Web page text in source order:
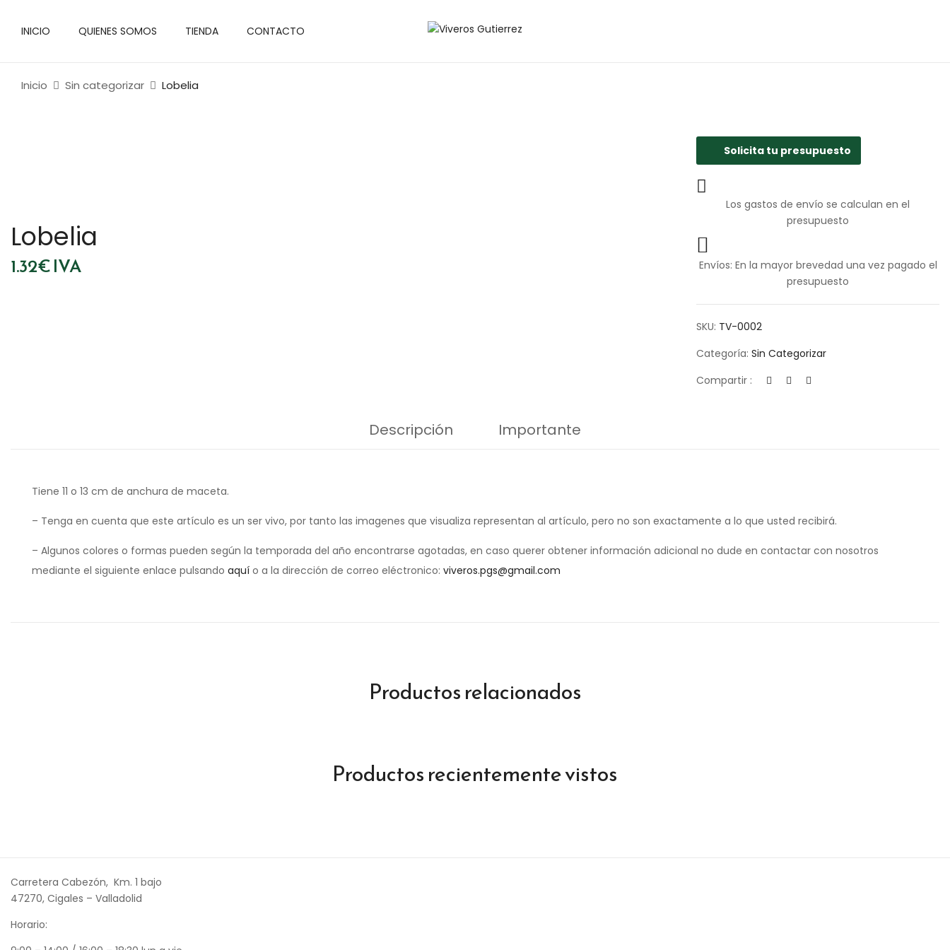
INICIO QUIENES SOMOS TIENDA CONTACTO
Inicio Sin categorizar Lobelia
Lobelia
1.32€IVA
Solicita tu presupuesto
Los gastos de envío se calculan en el
presupuesto
Envíos: En la mayor brevedad una vez pagado el
presupuesto
SKU: TV-0002
Categoría:Sin Categorizar
Compartir :
Descripción Importante
Tiene 11 o 13 cm de anchura de maceta.
– Tenga en cuenta que este artículo es un ser vivo, por tanto las imagenes que visualiza representan al artículo, pero no son exactamente a lo que usted recibirá.
– Algunos colores o formas pueden según la temporada del año encontrarse agotadas, en caso querer obtener información adicional no dude en contactar con nosotros
mediante el siguiente enlace pulsando aquí o a la dirección de correo eléctronico: viveros.pgs@gmail.com
Productos relacionados
Productos recientemente vistos
Carretera Cabezón, Km. 1 bajo
47270, Cigales – Valladolid
Horario: